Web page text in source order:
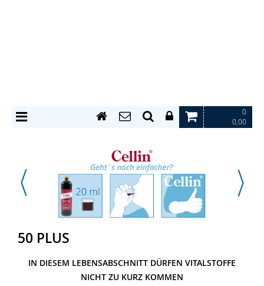
0
0,00
50 PLUS
IN DIESEM LEBENSABSCHNITT DÜRFEN VITALSTOFFE
NICHT ZU KURZ KOMMEN